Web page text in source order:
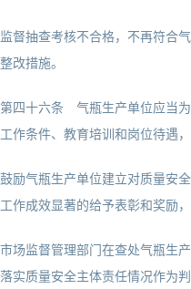
监督抽查考核不合格，不再符合
整改措施。
第四十六条 气瓶生产单位应当
工作条件、教育培训和岗位待遇
鼓励气瓶生产单位建立对质量安
工作成效显著的给予表彰和奖励
市场监督管理部门在查处气瓶生
落实质量安全主体责任情况作为